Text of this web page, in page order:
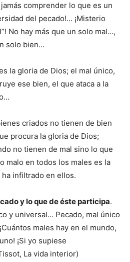
comprender lo que es un
del pecado!… ¡Misterio
No hay más que un solo mal…,
solo bien…
la gloria de Dios; el mal único,
ese bien, el que ataca a la
criados no tienen de bien
procura la gloria de Dios;
no tienen de mal sino lo que
malo en todos los males es la
infiltrado en ellos.
y lo que de éste participa.
y universal… Pecado, mal único
males hay en el mundo,
¡Si yo supiese
La vida interior)